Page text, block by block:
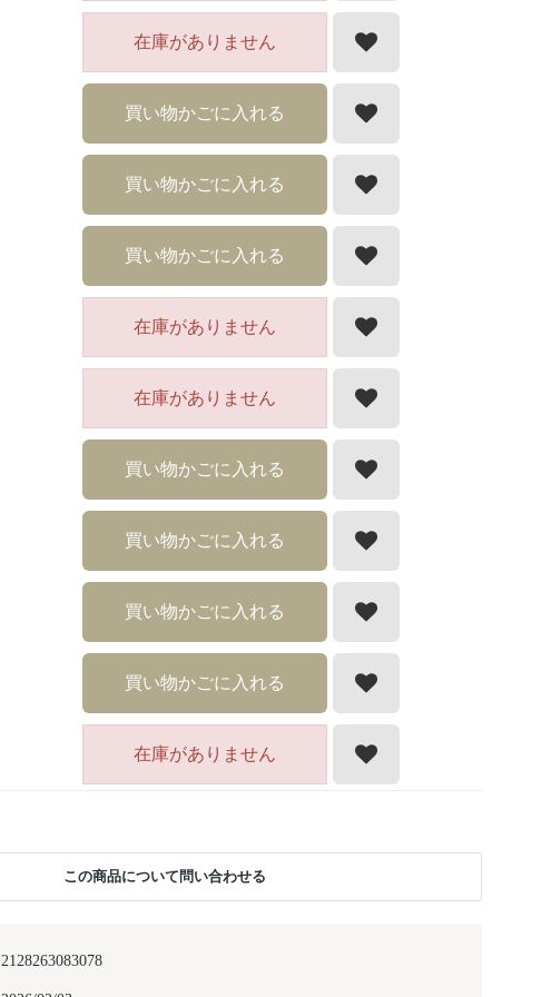
2128263083078
在庫がありません
買い物かごに入れる
買い物かごに入れる
買い物かごに入れる
在庫がありません
在庫がありません
買い物かごに入れる
買い物かごに入れる
買い物かごに入れる
買い物かごに入れる
在庫がありません
この商品について問い合わせる